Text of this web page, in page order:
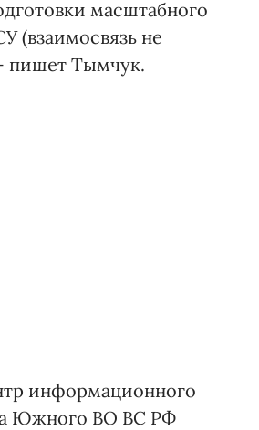
масштабного
(взаимосвязь не
пишет Тымчук.
информационного
Южного ВО ВС РФ